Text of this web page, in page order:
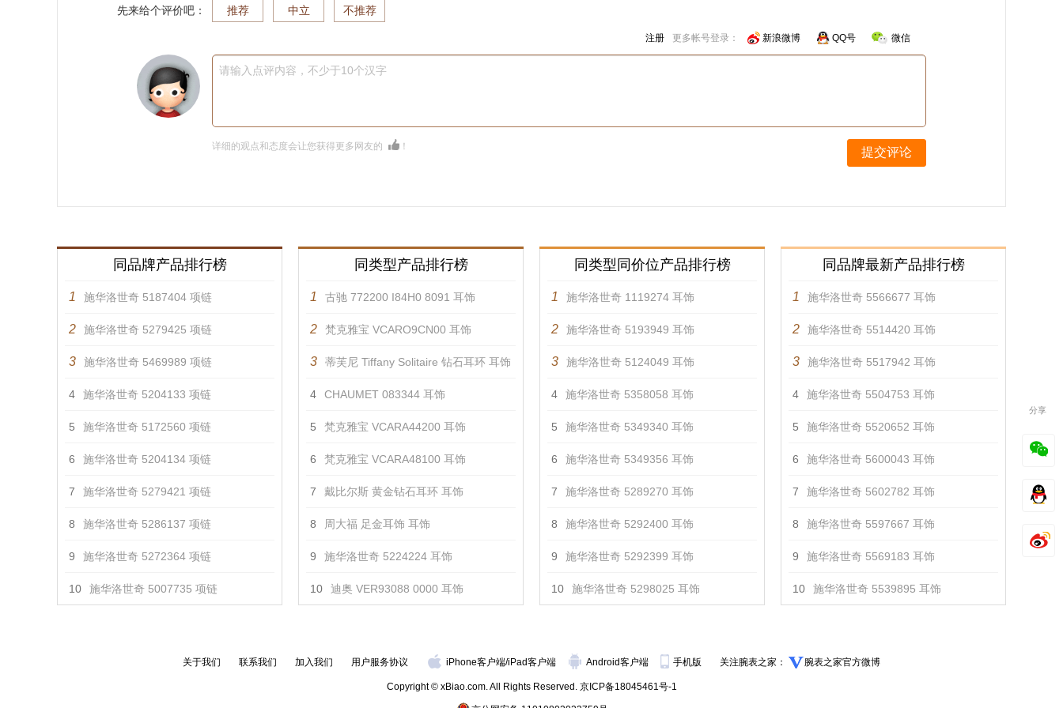
先来给个评价吧： 推荐 中立 不推荐
注册 更多帐号登录： 新浪微博 QQ号 微信
请输入点评内容，不少于10个汉字
详细的观点和态度会让您获得更多网友的 ！ 提交评论
同品牌产品排行榜
1 施华洛世奇 5187404 项链
2 施华洛世奇 5279425 项链
3 施华洛世奇 5469989 项链
4 施华洛世奇 5204133 项链
5 施华洛世奇 5172560 项链
6 施华洛世奇 5204134 项链
7 施华洛世奇 5279421 项链
8 施华洛世奇 5286137 项链
9 施华洛世奇 5272364 项链
10 施华洛世奇 5007735 项链
同类型产品排行榜
1 古驰 772200 I84H0 8091 耳饰
2 梵克雅宝 VCARO9CN00 耳饰
3 蒂芙尼 Tiffany Solitaire 钻石耳环 耳饰
4 CHAUMET 083344 耳饰
5 梵克雅宝 VCARA44200 耳饰
6 梵克雅宝 VCARA48100 耳饰
7 戴比尔斯 黄金钻石耳环 耳饰
8 周大福 足金耳饰 耳饰
9 施华洛世奇 5224224 耳饰
10 迪奥 VER93088 0000 耳饰
同类型同价位产品排行榜
1 施华洛世奇 1119274 耳饰
2 施华洛世奇 5193949 耳饰
3 施华洛世奇 5124049 耳饰
4 施华洛世奇 5358058 耳饰
5 施华洛世奇 5349340 耳饰
6 施华洛世奇 5349356 耳饰
7 施华洛世奇 5289270 耳饰
8 施华洛世奇 5292400 耳饰
9 施华洛世奇 5292399 耳饰
10 施华洛世奇 5298025 耳饰
同品牌最新产品排行榜
1 施华洛世奇 5566677 耳饰
2 施华洛世奇 5514420 耳饰
3 施华洛世奇 5517942 耳饰
4 施华洛世奇 5504753 耳饰
5 施华洛世奇 5520652 耳饰
6 施华洛世奇 5600043 耳饰
7 施华洛世奇 5602782 耳饰
8 施华洛世奇 5597667 耳饰
9 施华洛世奇 5569183 耳饰
10 施华洛世奇 5539895 耳饰
关于我们 联系我们 加入我们 用户服务协议 iPhone客户端/iPad客户端 Android客户端 手机版 关注腕表之家： 腕表之家官方微博
Copyright © xBiao.com. All Rights Reserved. 京ICP备18045461号-1
分享